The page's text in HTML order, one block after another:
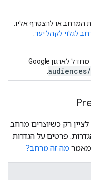
המרחב או להצטרף אליו.
לגלוי לקהל יעד
כדי להשתמש בקהל היעד שמוגדר כברירת מחדל לארגון Google
רק כשיוצרים מרחב
פרטים על הגדרות
מה זה מרחב?